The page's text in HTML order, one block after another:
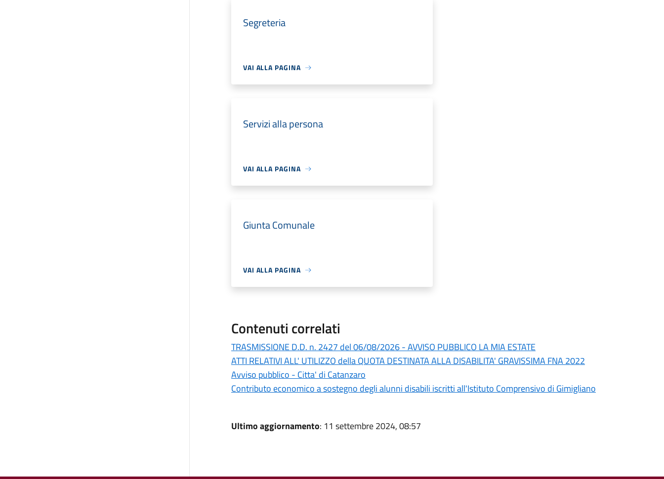
Segreteria
VAI ALLA PAGINA
Servizi alla persona
VAI ALLA PAGINA
Giunta Comunale
VAI ALLA PAGINA
Contenuti correlati
TRASMISSIONE D.D. n. 2427 del 06/08/2026 - AVVISO PUBBLICO LA MIA ESTATE
ATTI RELATIVI ALL' UTILIZZO della QUOTA DESTINATA ALLA DISABILITA' GRAVISSIMA FNA 2022
Avviso pubblico - Citta' di Catanzaro
Contributo economico a sostegno degli alunni disabili iscritti all'Istituto Comprensivo di Gimigliano
Ultimo aggiornamento: 11 settembre 2024, 08:57